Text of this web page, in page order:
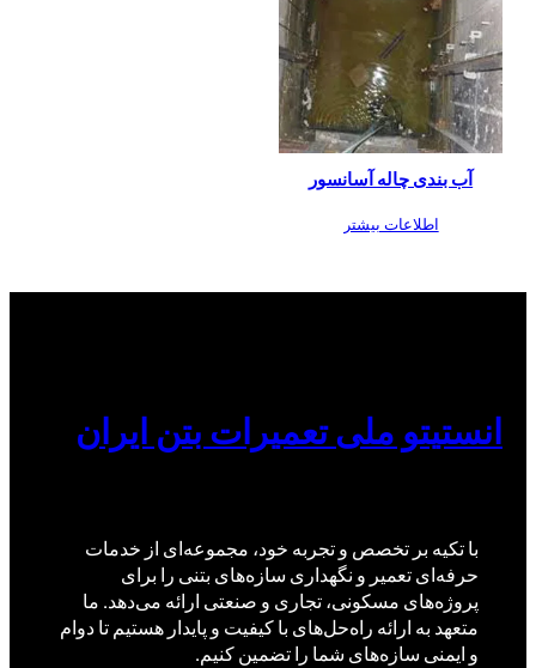
آب بندی چاله آسانسور
اطلاعات بیشتر
انستیتو ملی تعمیرات بتن ایران
با تکیه بر تخصص و تجربه خود، مجموعه‌ای از خدمات
حرفه‌ای تعمیر و نگهداری سازه‌های بتنی را برای
پروژه‌های مسکونی، تجاری و صنعتی ارائه می‌دهد. ما
متعهد به ارائه راه‌حل‌های با کیفیت و پایدار هستیم تا دوام
و ایمنی سازه‌های شما را تضمین کنیم.